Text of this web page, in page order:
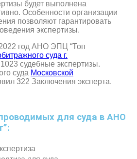
будет выполнена
Особенности организации
позволяют гарантировать
экспертизы.
год АНО ЭПЦ “Топ
суда г.
судебные экспертизы.
суда Московской
322 Заключения эксперта.
для суда в АНО